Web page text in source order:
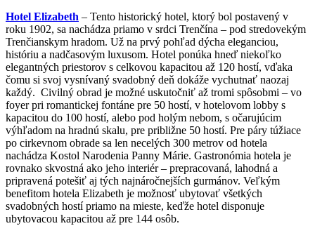
Hotel Elizabeth – Tento historický hotel, ktorý bol postavený v
roku 1902, sa nachádza priamo v srdci Trenčína – pod stredovekým
Trenčianskym hradom. Už na prvý pohľad dýcha eleganciou,
históriu a nadčasovým luxusom. Hotel ponúka hneď niekoľko
elegantných priestorov s celkovou kapacitou až 120 hostí, vďaka
čomu si svoj vysnívaný svadobný deň dokáže vychutnať naozaj
každý. Civilný obrad je možné uskutočniť až tromi spôsobmi – vo
foyer pri romantickej fontáne pre 50 hostí, v hotelovom lobby s
kapacitou do 100 hostí, alebo pod holým nebom, s očarujúcim
výhľadom na hradnú skalu, pre približne 50 hostí. Pre páry túžiace
po cirkevnom obrade sa len necelých 300 metrov od hotela
nachádza Kostol Narodenia Panny Márie. Gastronómia hotela je
rovnako skvostná ako jeho interiér – prepracovaná, lahodná a
pripravená potešiť aj tých najnáročnejších gurmánov. Veľkým
benefitom hotela Elizabeth je možnosť ubytovať všetkých
svadobných hostí priamo na mieste, keďže hotel disponuje
ubytovacou kapacitou až pre 144 osôb.